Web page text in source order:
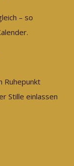
– so
Ruhepunkt
Stille einlassen